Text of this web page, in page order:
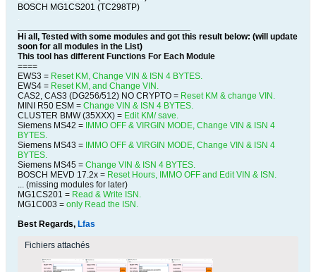
BOSCH MG1CS201 (TC298TP)
.
Hi all, Tested with some modules and got this result below: (will update
soon for all modules in the List)
This tool has different Functions For Each Module
====
EWS3 = Reset KM, Change VIN & ISN 4 BYTES.
EWS4 = Reset KM, and Change VIN.
CAS2, CAS3 (DG256/512) NO CRYPTO = Reset KM & change VIN.
MINI R50 ESM = Change VIN & ISN 4 BYTES.
CLUSTER BMW (35XXX) = Edit KM/ save.
Siemens MS42 = IMMO OFF & VIRGIN MODE, Change VIN & ISN 4
BYTES.
Siemens MS43 = IMMO OFF & VIRGIN MODE, Change VIN & ISN 4
BYTES.
Siemens MS45 = Change VIN & ISN 4 BYTES.
BOSCH MEVD 17.2x = Reset Hours, IMMO OFF and Edit VIN & ISN.
... (missing modules for later)
MG1CS201 = Read & Write ISN.
MG1C003 = only Read the ISN.
.
Best Regards, Lfas
Fichiers attachés